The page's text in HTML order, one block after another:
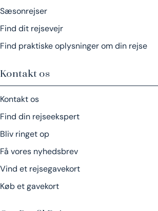
Sæsonrejser
Find dit rejsevejr
Find praktiske oplysninger om din rejse
Kontakt os
Kontakt os
Find din rejseekspert
Bliv ringet op
Få vores nyhedsbrev
Vind et rejsegavekort
Køb et gavekort